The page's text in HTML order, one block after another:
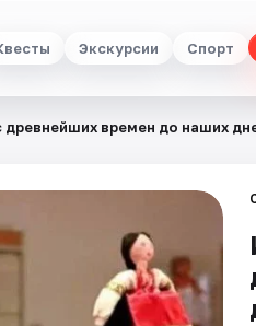
Экскурсии Спорт
времен до наших